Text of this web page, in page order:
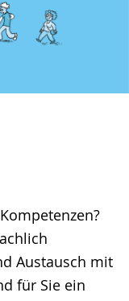
Austausch mit
für Sie ein